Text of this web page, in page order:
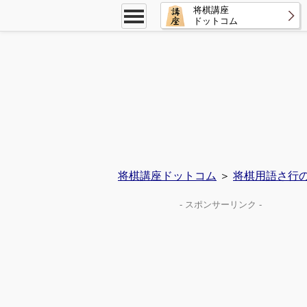
将棋講座
ドットコム
将棋講座ドットコム ＞ 将棋用語さ行
- スポンサーリンク -